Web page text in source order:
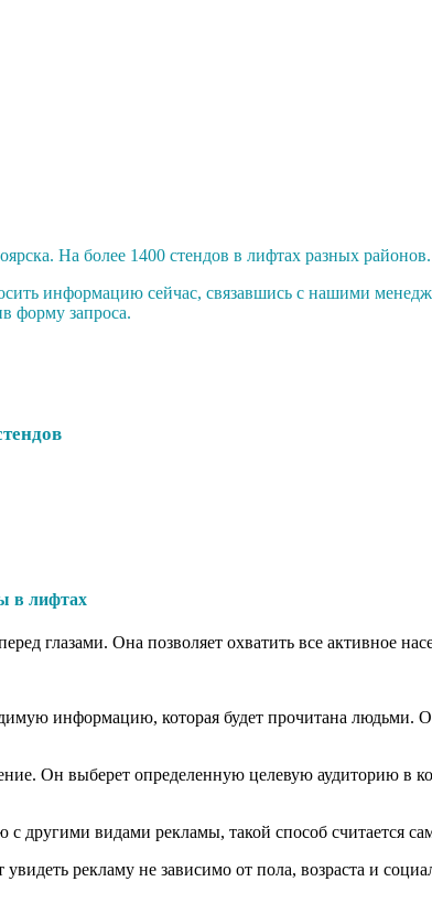
На более 1400 стендов в лифтах разных
информацию сейчас, связавшись с нашими
форму запроса.
в лифтах
глазами. Она позволяет охватить все активное
информацию, которая будет прочитана людьми.
Он выберет определенную целевую аудиторию в
другими видами рекламы, такой способ считается
рекламу не зависимо от пола, возраста и